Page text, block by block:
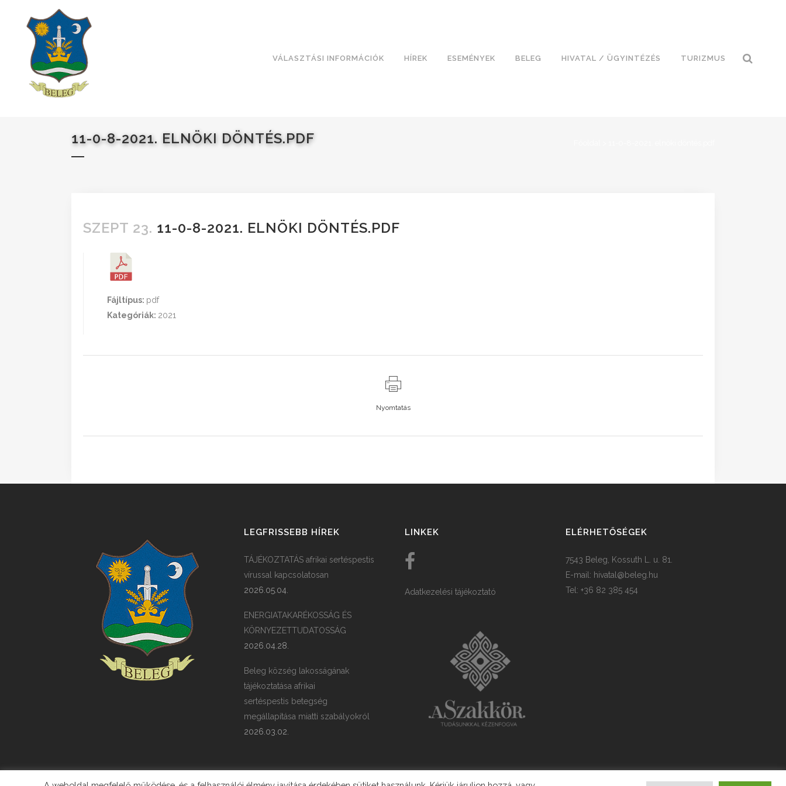
VÁLASZTÁSI INFORMÁCIÓK HÍREK ESEMÉNYEK BELEG HIVATAL / ÜGYINTÉZÉS TURIZMUS
11-0-8-2021. ELNÖKI DÖNTÉS.PDF
SZEPT 23. 11-0-8-2021. ELNÖKI DÖNTÉS.PDF
Fájltípus: pdf
Kategóriák: 2021
Nyomtatás
LEGFRISSEBB HÍREK
TÁJÉKOZTATÁS afrikai sertéspestis
vírussal kapcsolatosan
2026.05.04.
ENERGIATAKARÉKOSSÁG ÉS
KÖRNYEZETTUDATOSSÁG
2026.04.28.
Beleg község lakosságának
tájékoztatása afrikai
sertéspestis betegség
megállapítása miatti szabályokról
2026.03.02.
LINKEK
Adatkezelési tájékoztató
ELÉRHETŐSÉGEK
7543 Beleg, Kossuth L. u. 81.
E-mail: hivatal@beleg.hu
Tel: +36 82 385 454